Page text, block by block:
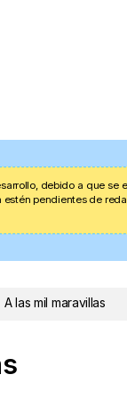
debido a que
pendientes de
A las mil maravillas